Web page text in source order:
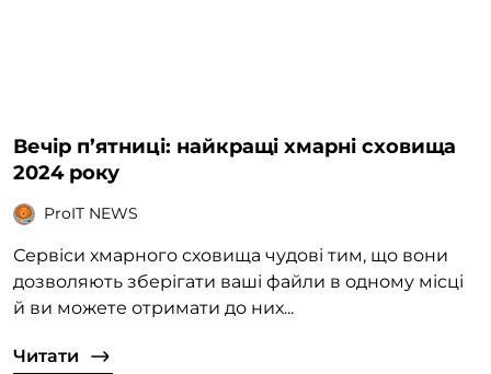
Вечір п’ятниці: найкращі хмарні сховища
2024 року
ProIT NEWS
Сервіси хмарного сховища чудові тим, що вони
дозволяють зберігати ваші файли в одному місці
й ви можете отримати до них...
Читати